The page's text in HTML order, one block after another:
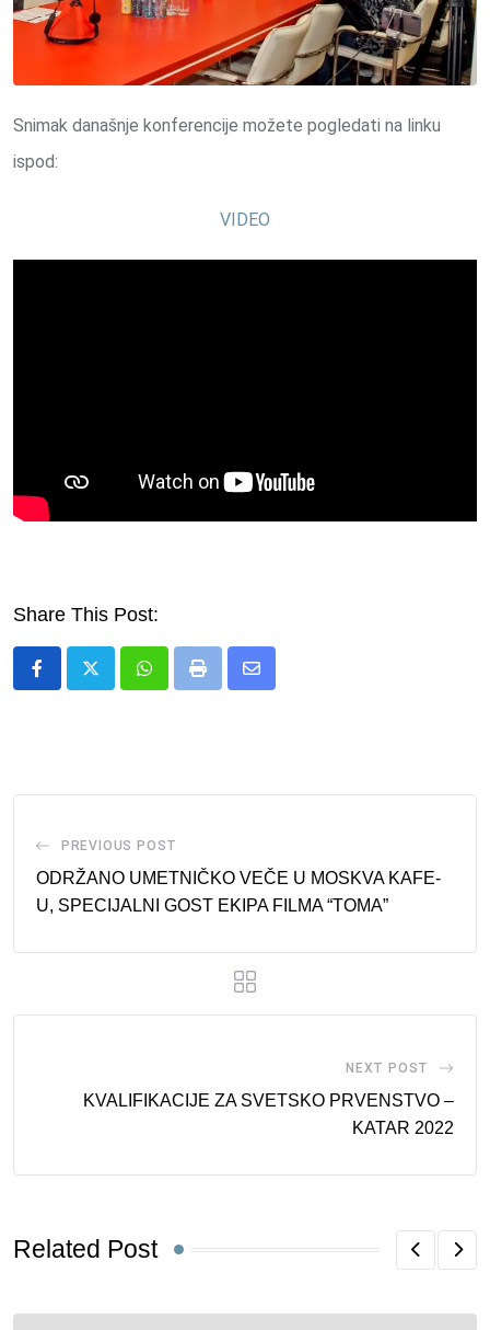
Snimak današnje konferencije možete pogledati na linku
ispod:
VIDEO
Share This Post:
Whatsapp
Print
Share
PREVIOUS POST
ODRŽANO UMETNIČKO VEČE U MOSKVA KAFE-
U, SPECIJALNI GOST EKIPA FILMA “TOMA”
NEXT POST
KVALIFIKACIJE ZA SVETSKO PRVENSTVO –
KATAR 2022
Related Post